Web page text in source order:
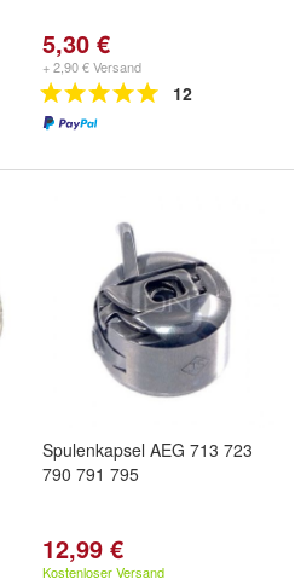
5,30 €
+ 2,90 € Versand
12
Spulenkapsel AEG 713 723
790 791 795
12,99 €
Kostenloser Versand